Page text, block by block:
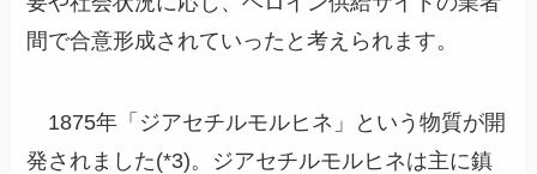
間で合意形成されていったと考えられます。
1875年「ジアセチルモルヒネ」という物質が開
発されました(*3)。ジアセチルモルヒネは主に鎮